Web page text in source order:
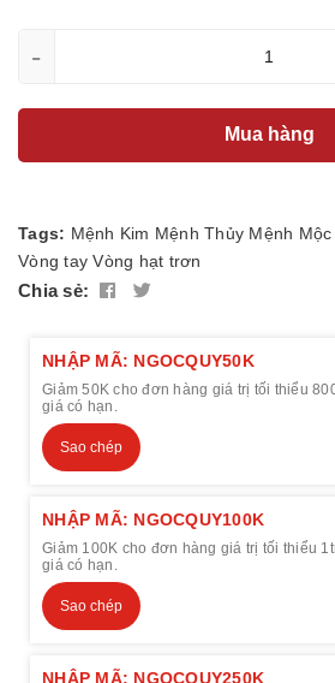
-
Mua hàng
Tags: Mệnh Kim Mệnh Thủy Mệnh Mộc
Vòng tay Vòng hạt trơn
Chia sẻ:
NHẬP MÃ: NGOCQUY50K
Giảm 50K cho đơn hàng giá trị tối thiểu
giá có hạn.
Sao chép
NHẬP MÃ: NGOCQUY100K
Giảm 100K cho đơn hàng giá trị tối thiểu
giá có hạn.
Sao chép
NHẬP MÃ: NGOCQUY250K